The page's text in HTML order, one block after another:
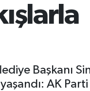
Başkanı
AK